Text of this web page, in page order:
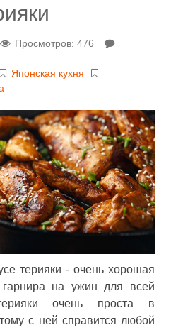
Просмотров: 476
Японская кухня
терияки - очень хорошая
на ужин для всей
очень проста в
с ней справится любой